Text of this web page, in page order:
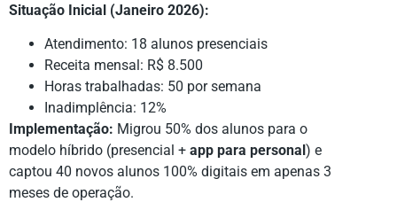
Situação Inicial (Janeiro 2026):
Atendimento: 18 alunos presenciais
Receita mensal: R$ 8.500
Horas trabalhadas: 50 por semana
Inadimplência: 12%
Implementação: Migrou 50% dos alunos para o
modelo híbrido (presencial + app para personal ) e
captou 40 novos alunos 100% digitais em apenas 3
meses de operação.